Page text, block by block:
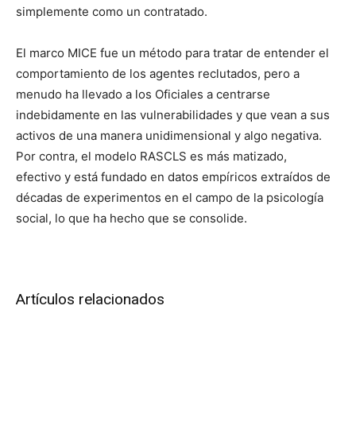
simplemente como un contratado.
El marco MICE fue un método para tratar de entender el
comportamiento de los agentes reclutados, pero a
menudo ha llevado a los Oficiales a centrarse
indebidamente en las vulnerabilidades y que vean a sus
activos de una manera unidimensional y algo negativa.
Por contra, el modelo RASCLS es más matizado,
efectivo y está fundado en datos empíricos extraídos de
décadas de experimentos en el campo de la psicología
social, lo que ha hecho que se consolide.
Artículos relacionados